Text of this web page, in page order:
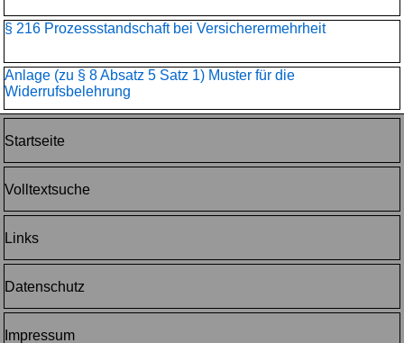
§ 216 Prozessstandschaft bei Versicherermehrheit
Anlage (zu § 8 Absatz 5 Satz 1) Muster für die
Widerrufsbelehrung
Startseite
Volltextsuche
Links
Datenschutz
Impressum